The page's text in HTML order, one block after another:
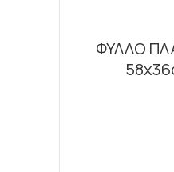
ΦΥΛΛΟ